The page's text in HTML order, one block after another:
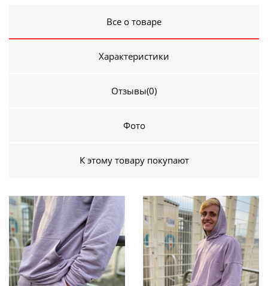
Все о товаре
Характеристики
Отзывы(0)
Фото
К этому товару покупают